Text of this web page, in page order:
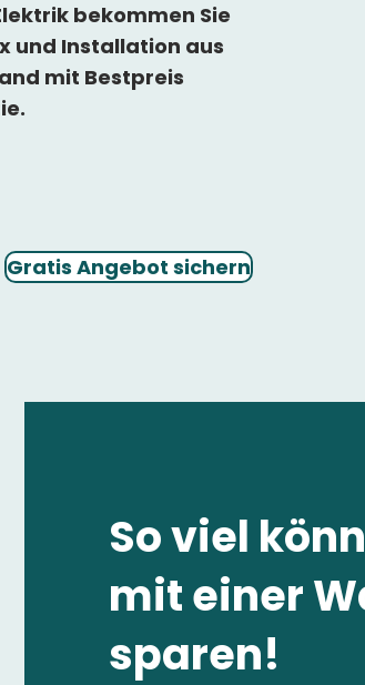
bekommen Sie
und Installation aus
mit Bestpreis
Gratis Angebot sichern
So viel
mit einer
sparen!